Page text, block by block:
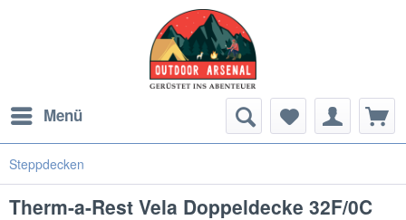
Menü
Steppdecken
Therm-a-Rest Vela Doppeldecke 32F/0C